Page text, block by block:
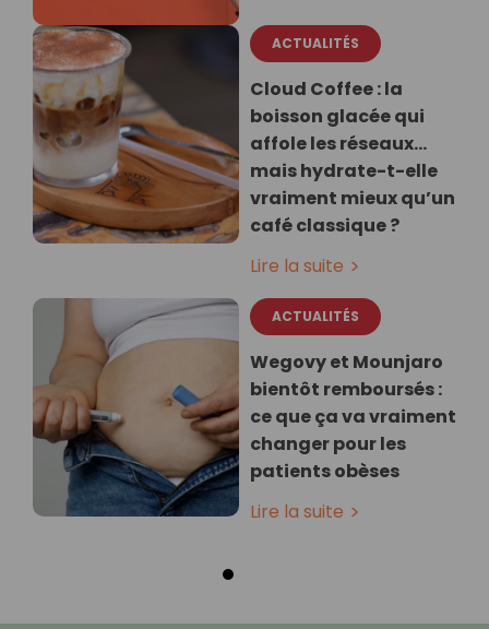
ACTUALITÉS
Cloud Coffee : la
boisson glacée qui
affole les réseaux…
mais hydrate-t-elle
vraiment mieux qu’un
café classique ?
Lire la suite
ACTUALITÉS
Wegovy et Mounjaro
bientôt remboursés :
ce que ça va vraiment
changer pour les
patients obèses
Lire la suite